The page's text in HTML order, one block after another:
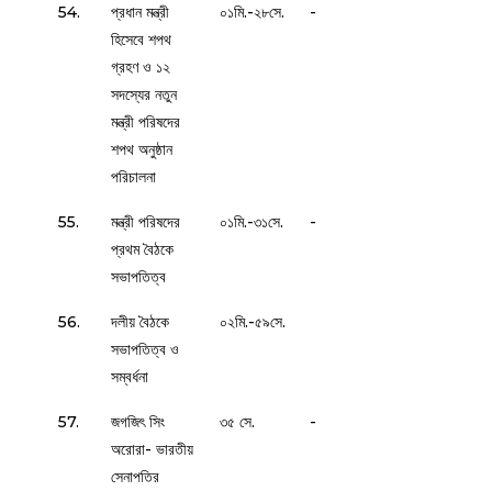
54.
প্রধান মন্ত্রী
হিসেবে শপথ
গ্রহণ ও ১২
সদস্যের নতুন
মন্ত্রী পরিষদের
শপথ অনুষ্ঠান
পরিচালনা
০১মি.-২৮সে. -
55.
মন্ত্রী পরিষদের
প্রথম বৈঠকে
সভাপতিত্ব
০১মি.-৩১সে. -
56.
দলীয় বৈঠকে
সভাপতিত্ব ও
সম্বর্ধনা
০২মি.-৫৯সে.
57.
জগজিৎ সিং
অরোরা- ভারতীয়
সেনাপতির
৩৫ সে. -